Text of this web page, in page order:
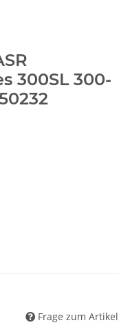
300SL 300-
Frage zum Artikel